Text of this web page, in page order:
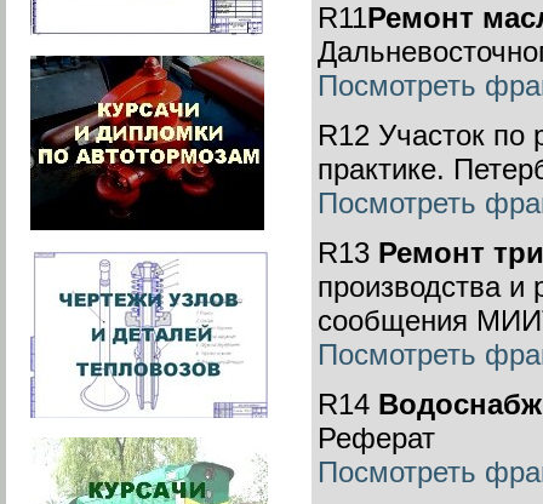
R11Ремонт
Посмотреть
R12 Участок по
практике.
Посмотреть
R13 Ремонт
производства и
сообщения
Посмотреть
R14
Реферат
Посмотреть